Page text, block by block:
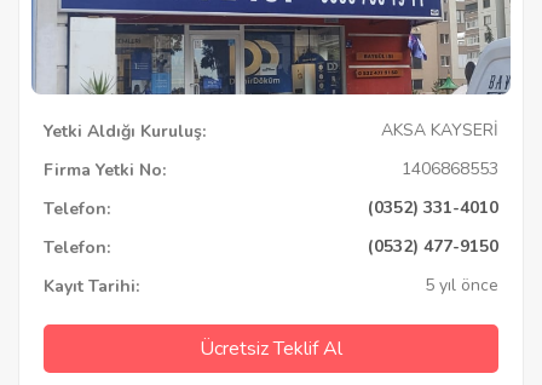
Yetki Aldığı Kuruluş:
AKSA KAYSERİ
Firma Yetki No:
1406868553
Telefon:
(0352) 331-4010
Telefon:
(0532) 477-9150
Kayıt Tarihi:
5 yıl önce
Ücretsiz Teklif Al